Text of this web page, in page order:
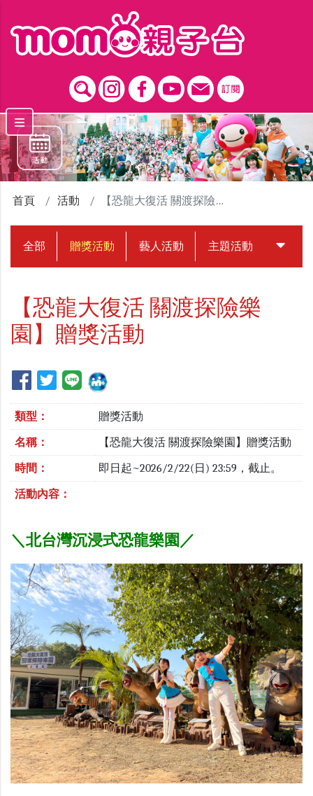
首頁 活動 【恐龍大復活 關渡探險樂園】贈獎活動
全部 贈獎活動 藝人活動 主題活動 中獎名
【恐龍大復活 關渡探險樂
園】贈獎活動
類型： 贈獎活動
名稱： 【恐龍大復活 關渡探險樂園】贈獎活動
時間： 即日起~2026/2/22(日) 23:59，截止。
活動內容：
＼北台灣沉浸式恐龍樂園／